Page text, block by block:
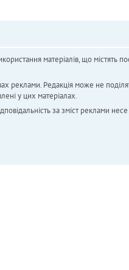
матеріалів, що містять
реклами. Редакція може не
у цих матеріалах.
за зміст реклами